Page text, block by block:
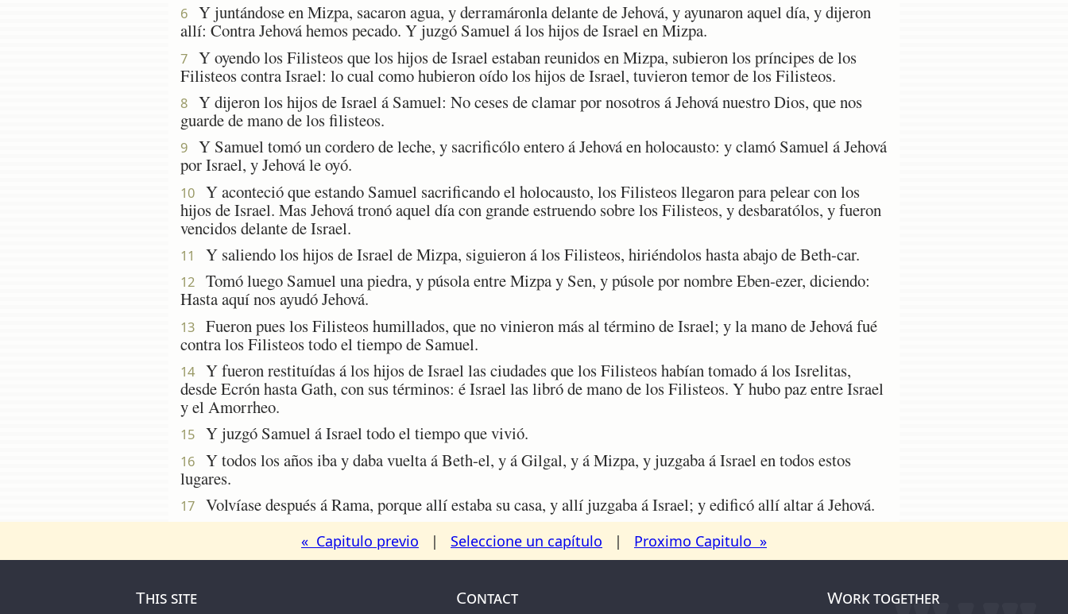
6
Y juntándose en Mizpa, sacaron agua, y derramáronla delante de Jehová, y ayunaron aquel día, y dijeron
allí: Contra Jehová hemos pecado. Y juzgó Samuel á los hijos de Israel en Mizpa.
7
Y oyendo los Filisteos que los hijos de Israel estaban reunidos en Mizpa, subieron los príncipes de los
Filisteos contra Israel: lo cual como hubieron oído los hijos de Israel, tuvieron temor de los Filisteos.
8
Y dijeron los hijos de Israel á Samuel: No ceses de clamar por nosotros á Jehová nuestro Dios, que nos
guarde de mano de los filisteos.
9
Y Samuel tomó un cordero de leche, y sacrificólo entero á Jehová en holocausto: y clamó Samuel á Jehová
por Israel, y Jehová le oyó.
10
Y aconteció que estando Samuel sacrificando el holocausto, los Filisteos llegaron para pelear con los
hijos de Israel. Mas Jehová tronó aquel día con grande estruendo sobre los Filisteos, y desbaratólos, y fueron
vencidos delante de Israel.
11 Y saliendo los hijos de Israel de Mizpa, siguieron á los Filisteos, hiriéndolos hasta abajo de Beth-car.
12
Tomó luego Samuel una piedra, y púsola entre Mizpa y Sen, y púsole por nombre Eben-ezer, diciendo:
Hasta aquí nos ayudó Jehová.
13
Fueron pues los Filisteos humillados, que no vinieron más al término de Israel; y la mano de Jehová fué
contra los Filisteos todo el tiempo de Samuel.
14
Y fueron restituídas á los hijos de Israel las ciudades que los Filisteos habían tomado á los Isrelitas,
desde Ecrón hasta Gath, con sus términos: é Israel las libró de mano de los Filisteos. Y hubo paz entre Israel
y el Amorrheo.
15 Y juzgó Samuel á Israel todo el tiempo que vivió.
16
Y todos los años iba y daba vuelta á Beth-el, y á Gilgal, y á Mizpa, y juzgaba á Israel en todos estos
lugares.
17 Volvíase después á Rama, porque allí estaba su casa, y allí juzgaba á Israel; y edificó allí altar á Jehová.
« Capitulo previo | Seleccione un capítulo | Proximo Capitulo »
This site Contact Work together